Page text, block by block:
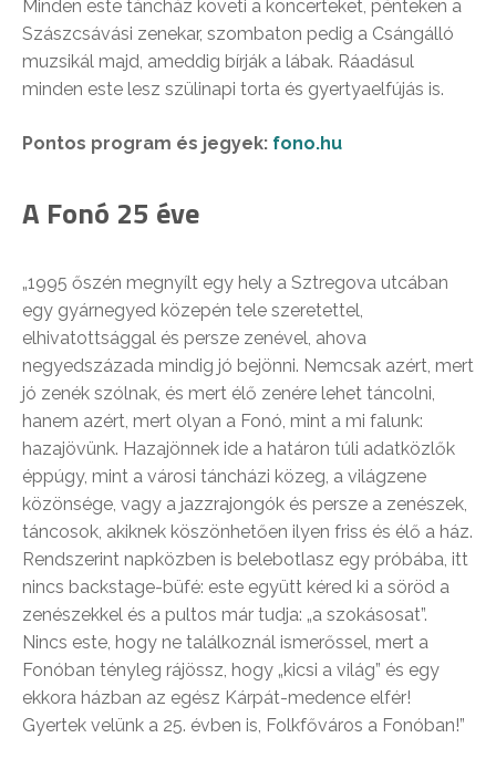
Minden este táncház követi a koncerteket, pénteken a
Szászcsávási zenekar, szombaton pedig a Csángálló
muzsikál majd, ameddig bírják a lábak. Ráadásul
minden este lesz szülinapi torta és gyertyaelfújás is.
Pontos program és jegyek: fono.hu
A Fonó 25 éve
„1995 őszén megnyílt egy hely a Sztregova utcában
egy gyárnegyed közepén tele szeretettel,
elhivatottsággal és persze zenével, ahova
negyedszázada mindig jó bejönni. Nemcsak azért, mert
jó zenék szólnak, és mert élő zenére lehet táncolni,
hanem azért, mert olyan a Fonó, mint a mi falunk:
hazajövünk. Hazajönnek ide a határon túli adatközlők
éppúgy, mint a városi táncházi közeg, a világzene
közönsége, vagy a jazzrajongók és persze a zenészek,
táncosok, akiknek köszönhetően ilyen friss és élő a ház.
Rendszerint napközben is belebotlasz egy próbába, itt
nincs backstage-büfé: este együtt kéred ki a söröd a
zenészekkel és a pultos már tudja: „a szokásosat”.
Nincs este, hogy ne találkoznál ismerőssel, mert a
Fonóban tényleg rájössz, hogy „kicsi a világ” és egy
ekkora házban az egész Kárpát-medence elfér!
Gyertek velünk a 25. évben is, Folkfőváros a Fonóban!”